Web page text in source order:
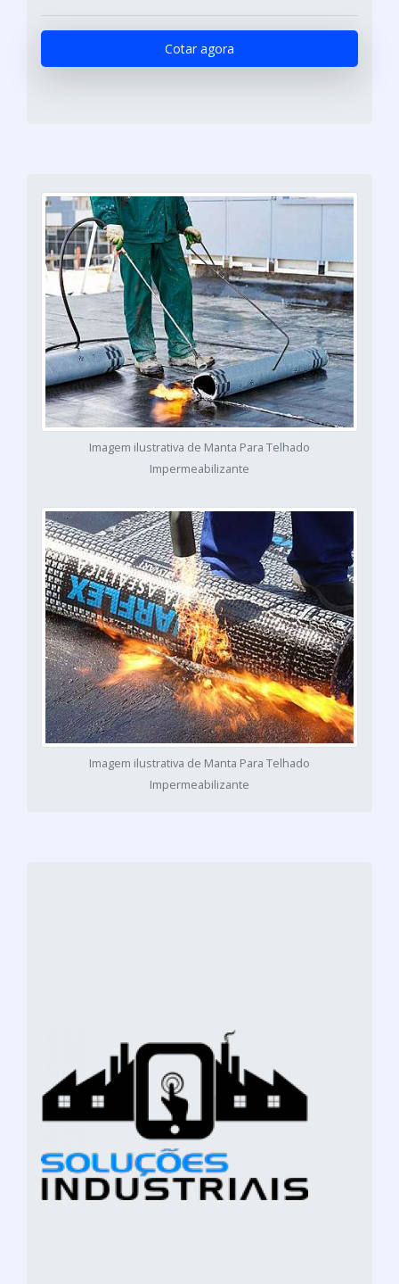
Cotar agora
Imagem ilustrativa de Manta Para Telhado
Impermeabilizante
Imagem ilustrativa de Manta Para Telhado
Impermeabilizante